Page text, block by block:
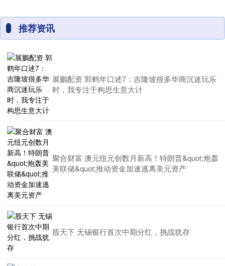
推荐资讯
展鵬配资 郭鹤年口述7：吉隆坡很多华商沉迷玩乐
时，我专注于构思生意大计
聚合财富 澳元纽元创数月新高！特朗普&quot;炮轰
美联储&quot;推动资金加速逃离美元资产
股天下 无锡银行首次中期分红，挑战犹存